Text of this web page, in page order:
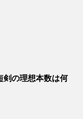
剣の理想本数は何